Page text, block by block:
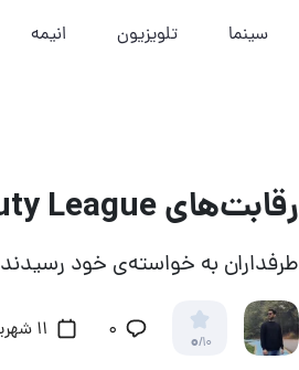
سینما تلویزیون انیمه
رقابت‌های Call of Duty League دستخوش تغییر خواهد شد
طرفداران به خواسته‌ی خود رسیدند
0/10 ۰ 11 شهریور 1399